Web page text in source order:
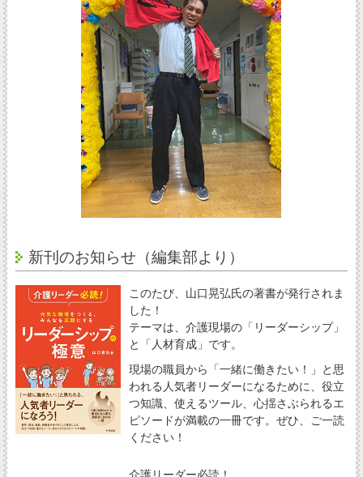
新刊のお知らせ（編集部より）
このたび、山口晃弘氏の著書が発行されま
した！
テーマは、介護現場の「リーダーシップ」
と「人材育成」です。
現場の職員から「一緒に働きたい！」と思
われる人気者リーダーになるために、役立
つ知識、使えるツール、心揺さぶられるエ
ピソードが満載の一冊です。ぜひ、ご一読
ください！